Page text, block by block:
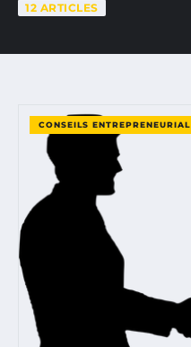
12 ARTICLES
CONSEILS ENTREPRENEURIAL